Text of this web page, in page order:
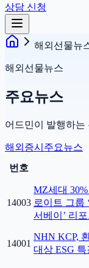
상담 신청
해외선물뉴
해외선물뉴스
주요뉴스
어드민이 발행하는
해외증시 주요뉴스
번호
14003
MZ세대
로이트 그룹
서베이’ 리
14001
NHN KCP,
대상 ESG 특